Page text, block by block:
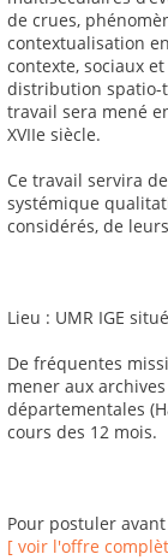
de crues,
contextualisation
contexte, sociaux
distribution spatio-
travail sera mené
XVIIe siècle.
Ce travail servira
systémique
considérés, de
Lieu : UMR IGE
De fréquentes
mener aux
départementales
cours des 12 mois.
Pour postuler
[ voir l'offre